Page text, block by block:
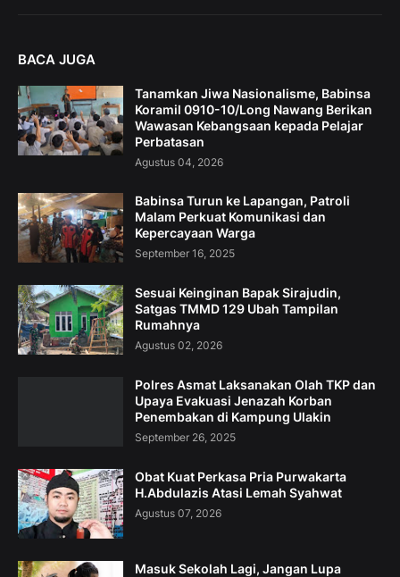
BACA JUGA
Tanamkan Jiwa Nasionalisme, Babinsa
Koramil 0910-10/Long Nawang Berikan
Wawasan Kebangsaan kepada Pelajar
Perbatasan
Agustus 04, 2026
Babinsa Turun ke Lapangan, Patroli
Malam Perkuat Komunikasi dan
Kepercayaan Warga
September 16, 2025
Sesuai Keinginan Bapak Sirajudin,
Satgas TMMD 129 Ubah Tampilan
Rumahnya
Agustus 02, 2026
Polres Asmat Laksanakan Olah TKP dan
Upaya Evakuasi Jenazah Korban
Penembakan di Kampung Ulakin
September 26, 2025
Obat Kuat Perkasa Pria Purwakarta
H.Abdulazis Atasi Lemah Syahwat
Agustus 07, 2026
Masuk Sekolah Lagi, Jangan Lupa